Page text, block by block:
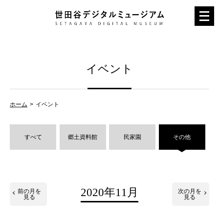
メ
ニ
イベント
ホーム イベント
すべて 郷土資料館 民家園 その他
2020年11月
前の月を
見る
次の月を
見る